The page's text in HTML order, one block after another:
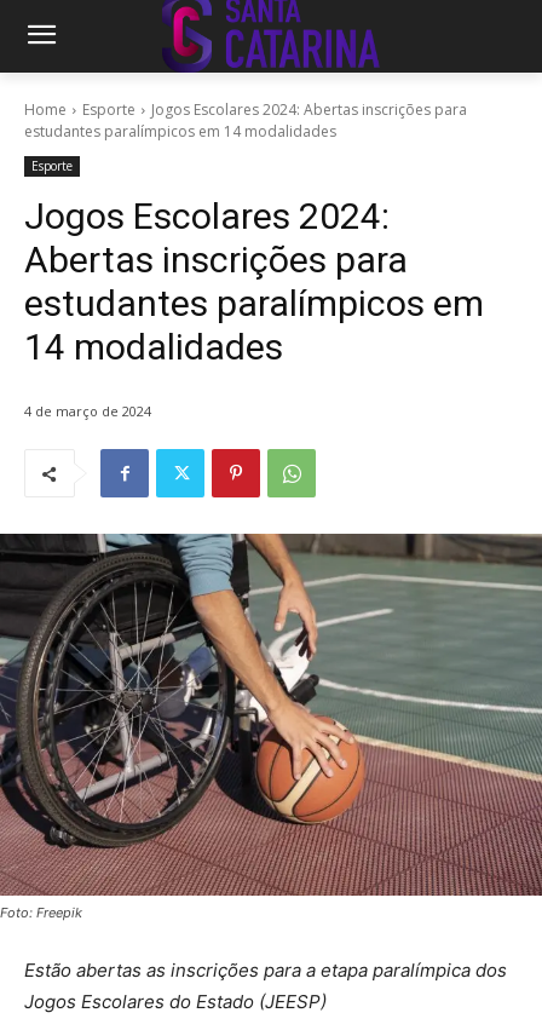
Home Esporte
Jogos Escolares 2024: Abertas inscrições para
estudantes paralímpicos em 14 modalidades
Esporte
Jogos Escolares 2024:
Abertas inscrições para
estudantes paralímpicos em
14 modalidades
4 de março de 2024
Foto: Freepik
Estão abertas as inscrições para a etapa paralímpica dos
Jogos Escolares do Estado (JEESP)